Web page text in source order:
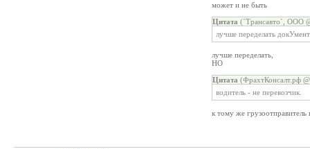
может и не быть
Цитата (`Трансавто`, ООО
лучше переделать докУмент
лучше переделать,
НО
Цитата (ФрахтКонсалт.рф
водитель - не перевозчик.
к тому же грузоотправитель